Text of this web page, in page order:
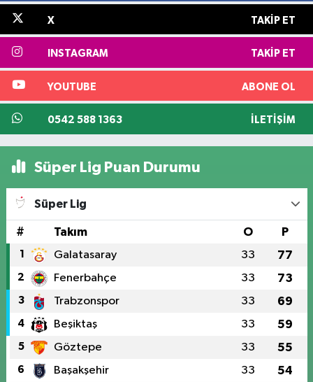
X TAKIP ET
INSTAGRAM TAKIP ET
YOUTUBE ABONE OL
0542 588 1363 İLETIŞIM
Süper Lig Puan Durumu
Süper Lig
# Takım O P
1 Galatasaray 33 77
2 Fenerbahçe 33 73
3 Trabzonspor 33 69
4 Beşiktaş 33 59
5 Göztepe 33 55
6 Başakşehir 33 54